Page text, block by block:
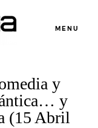
MENU
y
y
(15 Abril